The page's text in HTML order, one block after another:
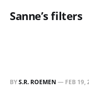
Sanne’s filters
BYS.R. ROEMEN — FEB 19,